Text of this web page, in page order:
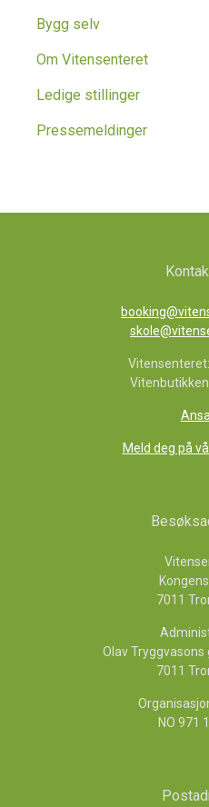
Bygg selv
Om Vitensenteret
Ledige stillinger
Pressemeldinger
Meld deg på
7011
Olav Tryggvasons
7011
NO 971